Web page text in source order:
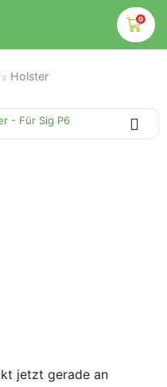
0
Holster
jetzt gerade an